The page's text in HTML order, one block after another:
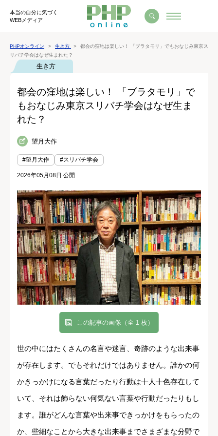
本当の自分に気づく
WEBメディア
PHPオンライン 生き方
都会の窪地は楽しい！ 「ブラタモリ」でもおなじみ東京ス
リバチ学会はなぜ生まれた？
生き方
都会の窪地は楽しい！ 「ブラタモリ」で
もおなじみ東京スリバチ学会はなぜ生ま
れた？
望月大作
#望月大作 #スリバチ学会
2026年05月08日 公開
この記事の画像（全 1 枚）
世の中にはたくさんの名言や迷言、奇跡のような出来事
が存在します。でもそれだけではありません。誰かの何
かきっかけになる言葉だったり行動は十人十色存在して
いて、それは飾らない何気ない言葉や行動だったりもし
ます。誰がどんな言葉や出来事できっかけをもらったの
か、些細なことから大きな出来事までさまざまな分野で